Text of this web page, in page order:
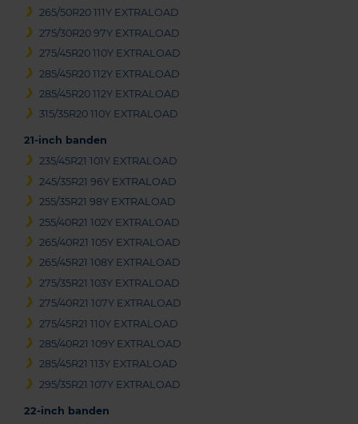
265/50R20 111Y EXTRALOAD
275/30R20 97Y EXTRALOAD
275/45R20 110Y EXTRALOAD
285/45R20 112Y EXTRALOAD
285/45R20 112Y EXTRALOAD
315/35R20 110Y EXTRALOAD
21-inch banden
235/45R21 101Y EXTRALOAD
245/35R21 96Y EXTRALOAD
255/35R21 98Y EXTRALOAD
255/40R21 102Y EXTRALOAD
265/40R21 105Y EXTRALOAD
265/45R21 108Y EXTRALOAD
275/35R21 103Y EXTRALOAD
275/40R21 107Y EXTRALOAD
275/45R21 110Y EXTRALOAD
285/40R21 109Y EXTRALOAD
285/45R21 113Y EXTRALOAD
295/35R21 107Y EXTRALOAD
22-inch banden